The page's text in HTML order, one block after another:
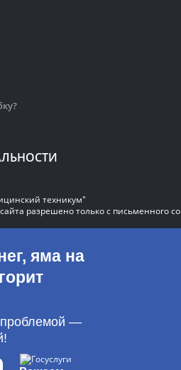
техникум"
разрешено только с письменного
яма на
проблемой —